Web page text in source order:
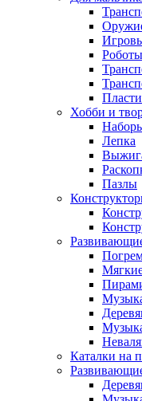
Хобби и
Лепка
Пазлы
Каталки на